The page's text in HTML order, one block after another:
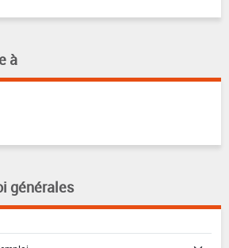
à
générales